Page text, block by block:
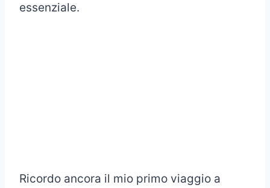
essenziale.
Ricordo ancora il mio primo viaggio a